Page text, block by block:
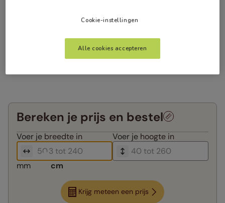
Bereken je prijs en bestel
Voer je breedte in Voer je hoogte in
mm cm
Krijg meteen een prijs
Cookie-instellingen
Alle cookies accepteren